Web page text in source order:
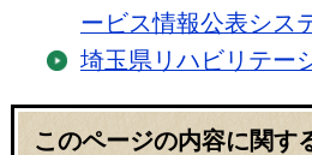
ービス情報公表シス
埼玉県リハビリテー
このページの内容に関す